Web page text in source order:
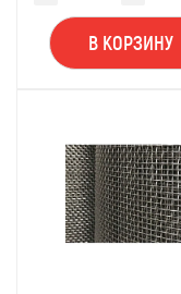
В КОРЗИНУ